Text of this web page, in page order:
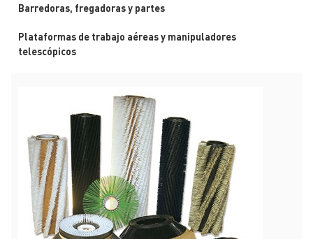
Barredoras, fregadoras y partes
Plataformas de trabajo aéreas y manipuladores
telescópicos